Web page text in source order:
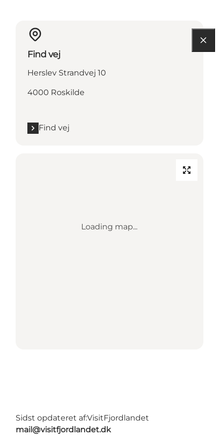
Find vej
Herslev Strandvej 10
4000 Roskilde
Find vej
Loading map...
Sidst opdateret af:VisitFjordlandet
mail@visitfjordlandet.dk